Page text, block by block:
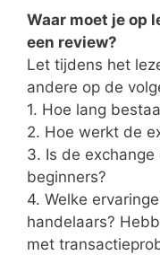
Waar moet je op
een review?
Let tijdens het
andere op de
1. Hoe lang
2. Hoe werkt de
3. Is de
beginners?
4. Welke
handelaars?
met